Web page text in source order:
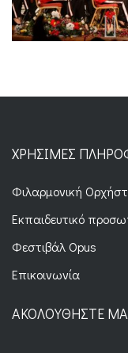
ΧΡΉΣΙΜΕΣ
Φιλαρμονική
Εκπαιδευτικό
Φεστιβάλ Opus
Επικοινωνία
ΑΚΟΛΟΥΘΉΣΤΕ